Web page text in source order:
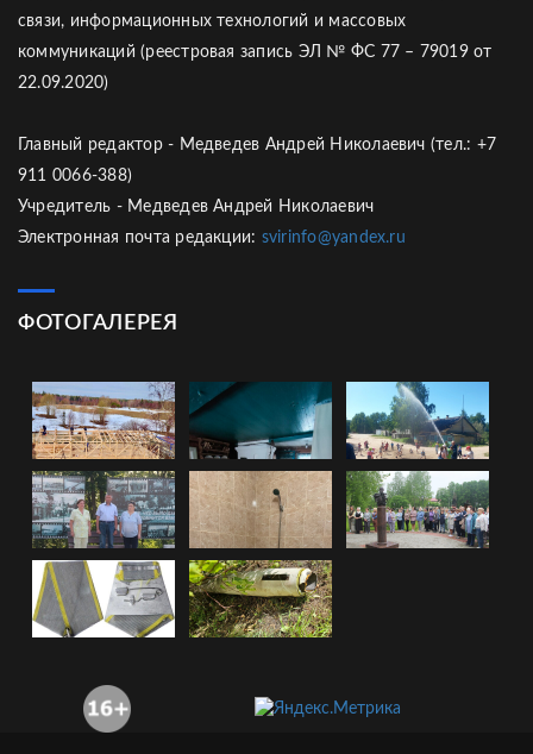
связи, информационных технологий и массовых
коммуникаций (реестровая запись ЭЛ № ФС 77 – 79019 от
22.09.2020)
Главный редактор - Медведев Андрей Николаевич (тел.: +7
911 0066-388)
Учредитель - Медведев Андрей Николаевич
Электронная почта редакции: svirinfo@yandex.ru
ФОТОГАЛЕРЕЯ